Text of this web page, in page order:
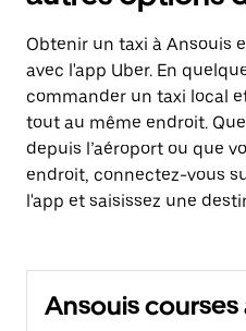
Obtenir un taxi à Ansouis
avec l'app Uber. En
commander un taxi local
tout au même endroit.
depuis l’aéroport ou que
endroit, connectez-vous
l'app et saisissez une
Ansouis courses